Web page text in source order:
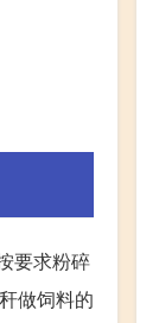
要求粉碎
做饲料的